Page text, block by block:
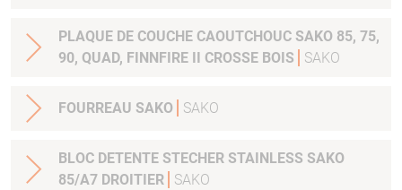
PLAQUE DE COUCHE CAOUTCHOUC SAKO 85, 75,
90, QUAD, FINNFIRE II CROSSE BOIS
SAKO
FOURREAU SAKO SAKO
BLOC DETENTE STECHER STAINLESS SAKO
85/A7 DROITIER
SAKO